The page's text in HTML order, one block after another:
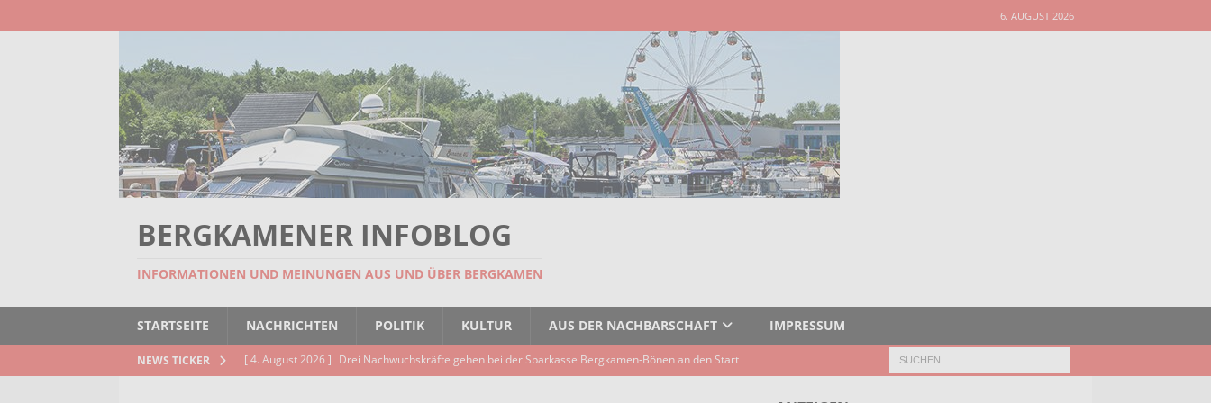
6. AUGUST 2026
BERGKAMENER INFOBLOG
INFORMATIONEN UND MEINUNGEN AUS UND ÜBER BERGKAMEN
STARTSEITE NACHRICHTEN POLITIK KULTUR AUS DER NACHBARSCHAFT IMPRESSUM
NEWS TICKER [ 4. August 2026 ] Drei Nachwuchskräfte gehen bei der Sparkasse Bergkamen-Bönen an den Start